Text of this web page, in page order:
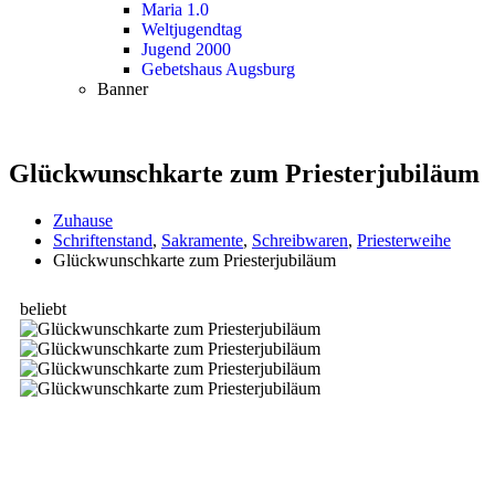
Maria 1.0
Weltjugendtag
Jugend 2000
Gebetshaus Augsburg
Banner
Glückwunschkarte zum Priesterjubiläum
Zuhause
Schriftenstand, Sakramente, Schreibwaren, Priesterweihe
Glückwunschkarte zum Priesterjubiläum
beliebt